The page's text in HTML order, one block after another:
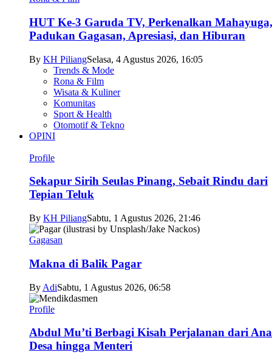
HUT Ke-3 Garuda TV, Perkenalkan Mahayuga,
Padukan Gagasan, Apresiasi, dan Hiburan
By KH PiliangSelasa, 4 Agustus 2026, 16:05
Trends & Mode
Rona & Film
Wisata & Kuliner
Komunitas
Sport & Health
Otomotif & Tekno
OPINI
Profile
Sekapur Sirih Seulas Pinang, Sebait Rindu dari
Tepian Teluk
By KH PiliangSabtu, 1 Agustus 2026, 21:46
Gagasan
Makna di Balik Pagar
By AdiSabtu, 1 Agustus 2026, 06:58
Profile
Abdul Mu’ti Berbagi Kisah Perjalanan dari
Desa hingga Menteri